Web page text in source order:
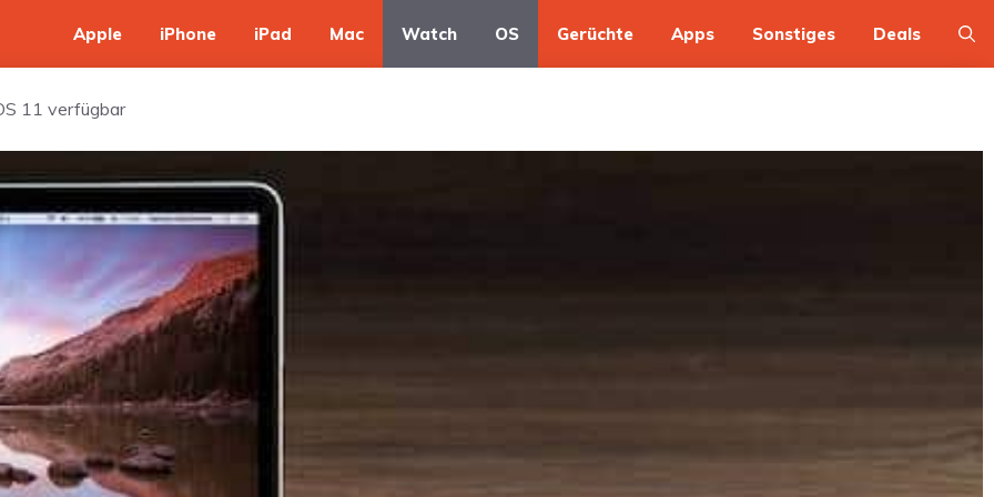
Apple iPhone iPad Mac Watch OS Gerüchte Apps Sonstiges Deals
11 verfügbar